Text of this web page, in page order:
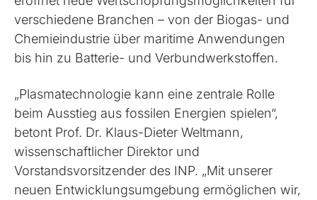
verschiedene Branchen – von der Biogas- und
Chemieindustrie über maritime Anwendungen
bis hin zu Batterie- und Verbundwerkstoffen.
„Plasmatechnologie kann eine zentrale Rolle
beim Ausstieg aus fossilen Energien spielen“,
betont Prof. Dr. Klaus-Dieter Weltmann,
wissenschaftlicher Direktor und
Vorstandsvorsitzender des INP. „Mit unserer
neuen Entwicklungsumgebung ermöglichen wir,